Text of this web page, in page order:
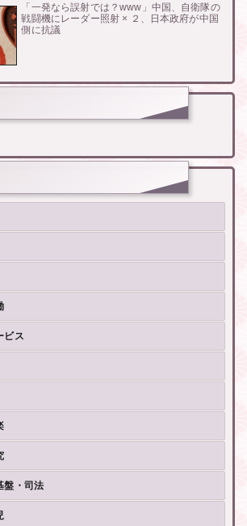
「一発なら誤射では？www」中国、自衛隊の
戦闘機にレーダー照射 × ２、日本政府が中国
側に抗議
ビス
盤・司法